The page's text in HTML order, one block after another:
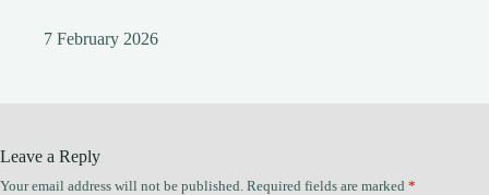
7 February 2026
Leave a Reply
Your email address will not be published. Required fields are marked *